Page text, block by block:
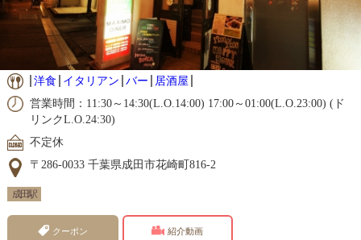
洋食 イタリアン バー
居酒屋
営業時間：11:30～14:30(L.O.14:00) 17:00～01:00(L.O.23:00) (ド
リンクL.O.24:30)
不定休
〒286-0033 千葉県成田市花崎町816-2
成田駅
クーポン 紹介動画